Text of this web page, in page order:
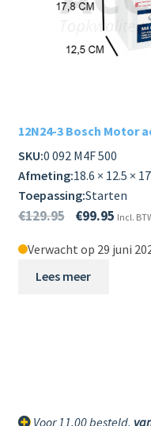
12N24-3 Bosch Motor
SKU:0 092 M4F 500
Afmeting:18.6 × 12.5 ×
Toepassing:Starten
€129.95 €99.95 Incl.
Verwacht op 29 juni
Lees meer
Voor 11.00 besteld,